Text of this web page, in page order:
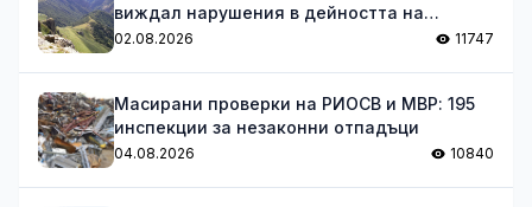
виждал нарушения в дейността на
групата
02.08.2026 11747
Масирани проверки на РИОСВ и МВР: 195
инспекции за незаконни отпадъци
04.08.2026 10840